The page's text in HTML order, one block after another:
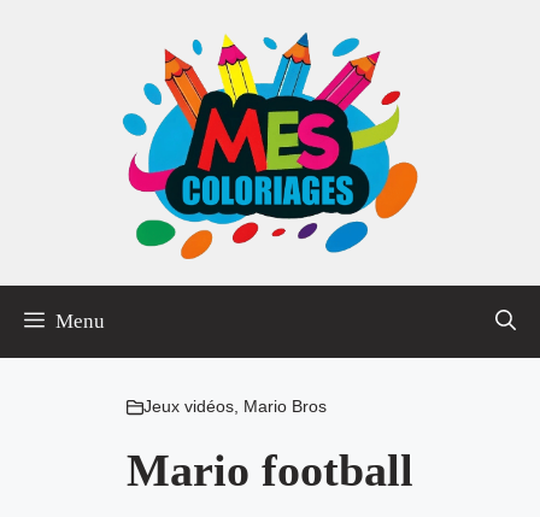
Menu
Jeux vidéos, Mario Bros
Mario football